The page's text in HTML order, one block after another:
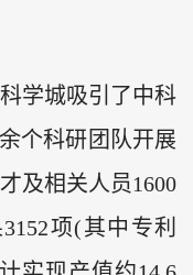
学城吸引了中科
个科研团队开展
及相关人员1600
项(其中专利